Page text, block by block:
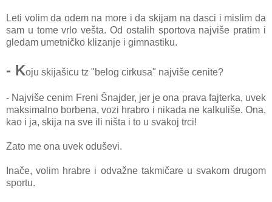
Leti volim da odem na more i da skijam na dasci i mislim da
sam u tome vrlo vešta. Od ostalih sportova najviše pratim i
gledam umetničko klizanje i gimnastiku.
- Koju skijašicu tz "belog cirkusa" najviše cenite?
- Najviše cenim Freni Šnajder, jer je ona prava fajterka, uvek
maksimalno borbena, vozi hrabro i nikada ne kalkuliše. Ona,
kao i ja, skija na sve ili ništa i to u svakoj trci!
Zato me ona uvek oduševi.
Inače, volim hrabre i odvažne takmičare u svakom drugom
sportu.